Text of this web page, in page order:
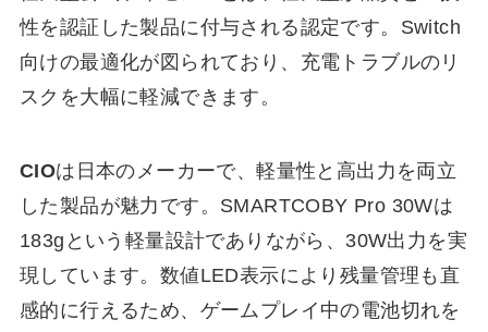
性を認証した製品に付与される認定です。Switch
向けの最適化が図られており、充電トラブルのリ
スクを大幅に軽減できます。
CIOは日本のメーカーで、軽量性と高出力を両立
した製品が魅力です。SMARTCOBY Pro 30Wは
183gという軽量設計でありながら、30W出力を実
現しています。数値LED表示により残量管理も直
感的に行えるため、ゲームプレイ中の電池切れを